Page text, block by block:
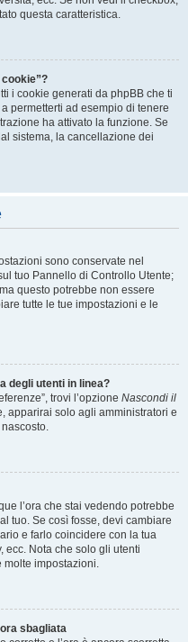
questa caratteristica.
i cookie generati da phpBB che ti
permetterti ad esempio di tenere
ha attivato la funzione. Se
sistema, la cancellazione dei
sono conservate nel
tuo Pannello di Controllo Utente;
questo potrebbe non essere
tutte le tue impostazioni e le
degli utenti in linea?
trovi l’opzione Nascondi il
apparirai solo agli amministratori e
l’ora che stai vedendo potrebbe
tuo. Se così fosse, devi cambiare
e farlo coincidere con la tua
ecc. Nota che solo gli utenti
molte impostazioni.
sbagliata